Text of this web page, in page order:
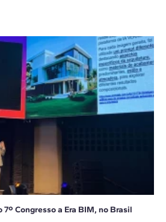
7º Congresso a Era BIM, no Brasil